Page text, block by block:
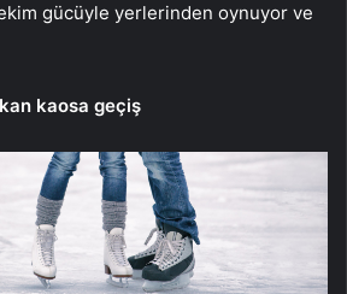
gücüyle yerlerinden oynuyor ve
kaosa geçiş